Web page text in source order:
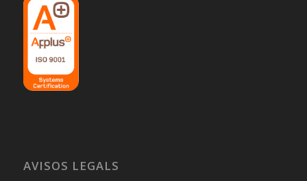
AVISOS LEGALS